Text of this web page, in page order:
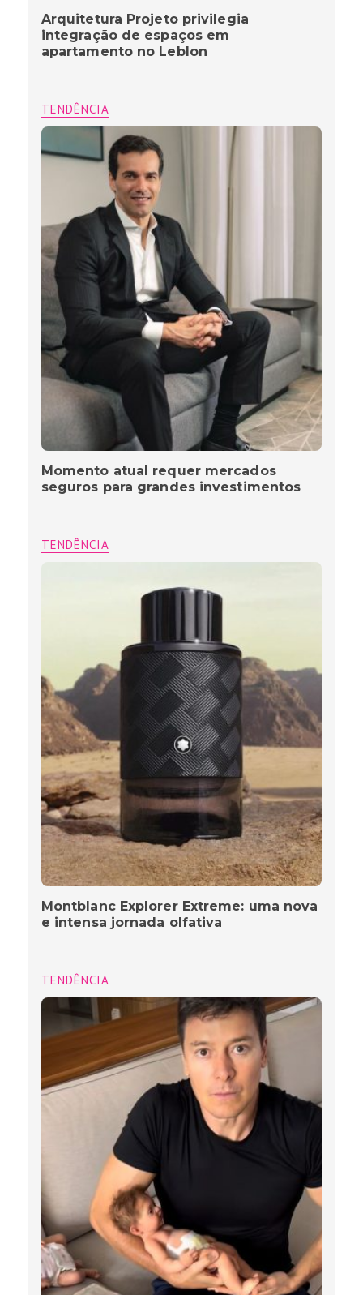
Arquitetura Projeto privilegia
integração de espaços em
apartamento no Leblon
TENDÊNCIA
Momento atual requer mercados
seguros para grandes investimentos
TENDÊNCIA
Montblanc Explorer Extreme: uma nova
e intensa jornada olfativa
TENDÊNCIA